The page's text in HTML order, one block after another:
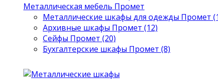
Металлическая мебель Промет
Металлические шкафы для одежды Промет
Архивные шкафы Промет (12)
Сейфы Промет (20)
Бухгалтерские шкафы Промет (8)